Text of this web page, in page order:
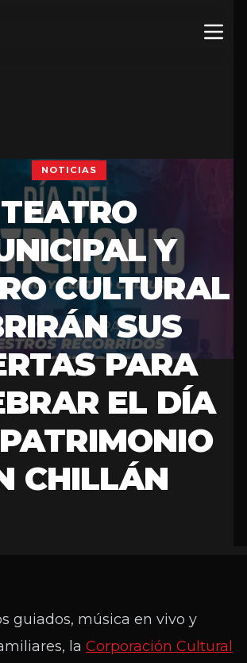
NOTICIAS
TEATRO
Y
CULTURAL
SUS
PARA
EL DÍA
CHILLÁN
guiados, música en vivo y
la Corporación Cultural